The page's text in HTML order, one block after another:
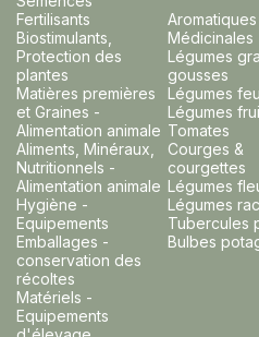
Fertilisants
Biostimulants,
Protection des
plantes
Matières premières
et Graines -
Alimentation animale
Aliments, Minéraux,
Nutritionnels -
Alimentation animale
Hygiène -
Equipements
Emballages -
conservation des
récoltes
Matériels -
Equipements
Médicinales
Légumes
gousses
Légumes
Légumes
Tomates
Courges &
courgettes
Légumes
Légumes
Tubercules
Bulbes